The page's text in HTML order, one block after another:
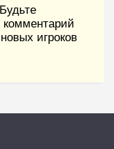
игроков